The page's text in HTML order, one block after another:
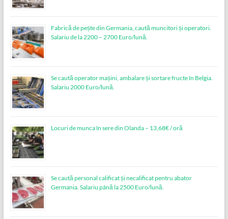
Fabrică de pește din Germania, caută muncitori și operatori.
Salariu de la 2200 – 2700 Euro/lună.
Se caută operator mașini, ambalare și sortare fructe în Belgia.
Salariu 2000 Euro/lună.
Locuri de munca în sere din Olanda – 13,68€ / oră
Se caută personal calificat și necalificat pentru abator
Germania. Salariu până la 2500 Euro/lună.